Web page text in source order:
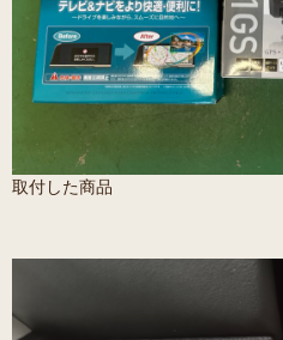
取付した商品